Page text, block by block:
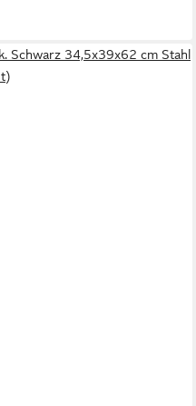
Schwarz 34,5x39x62 cm Stahl